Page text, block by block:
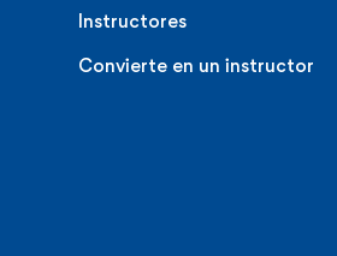
Instructores
Convierte en un instructor